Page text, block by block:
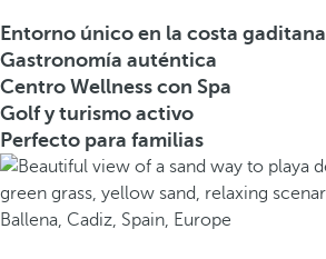
Entorno único en la costa gaditana
Gastronomía auténtica
Centro Wellness con Spa
Golf y turismo activo
Perfecto para familias